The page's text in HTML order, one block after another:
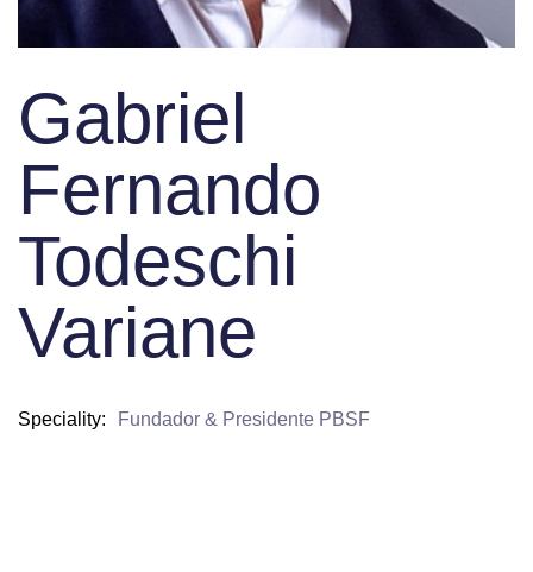
Gabriel
Fernando
Todeschi
Variane
Speciality Fundador & Presidente PBSF